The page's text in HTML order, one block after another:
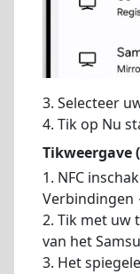
3. Selecteer
4. Tik op Nu
Tikweergave
1. NFC
Verbindingen
2. Tik met uw
van het
3. Het